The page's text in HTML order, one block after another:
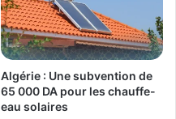
Algérie : Une subvention de
65 000 DA pour les chauffe-
eau solaires